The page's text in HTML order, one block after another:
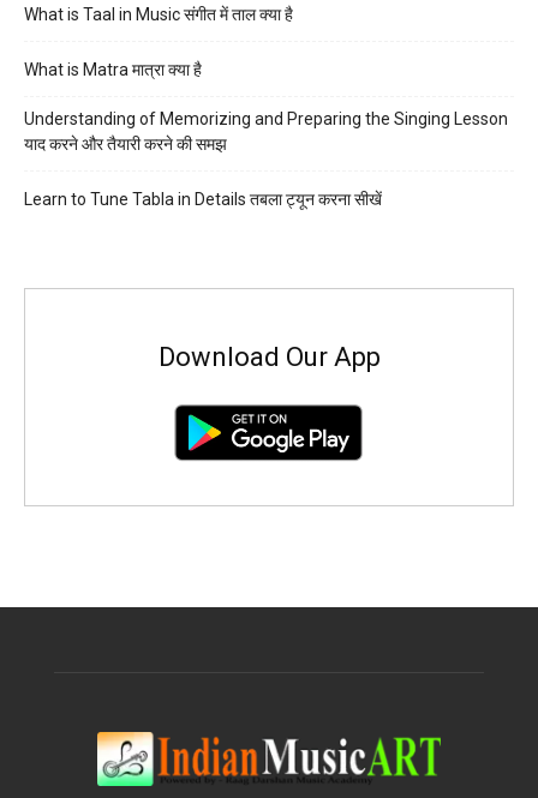
What is Taal in Music संगीत में ताल क्या है
What is Matra मात्रा क्या है
Understanding of Memorizing and Preparing the Singing Lesson
याद करने और तैयारी करने की समझ
Learn to Tune Tabla in Details तबला ट्यून करना सीखें
Download Our App